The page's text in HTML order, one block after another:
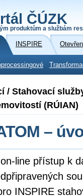
ČÚZK
produktům a službám
INSPIRE
/ Stahovací
(RÚIAN)
–
line přístup k
INSPIRE